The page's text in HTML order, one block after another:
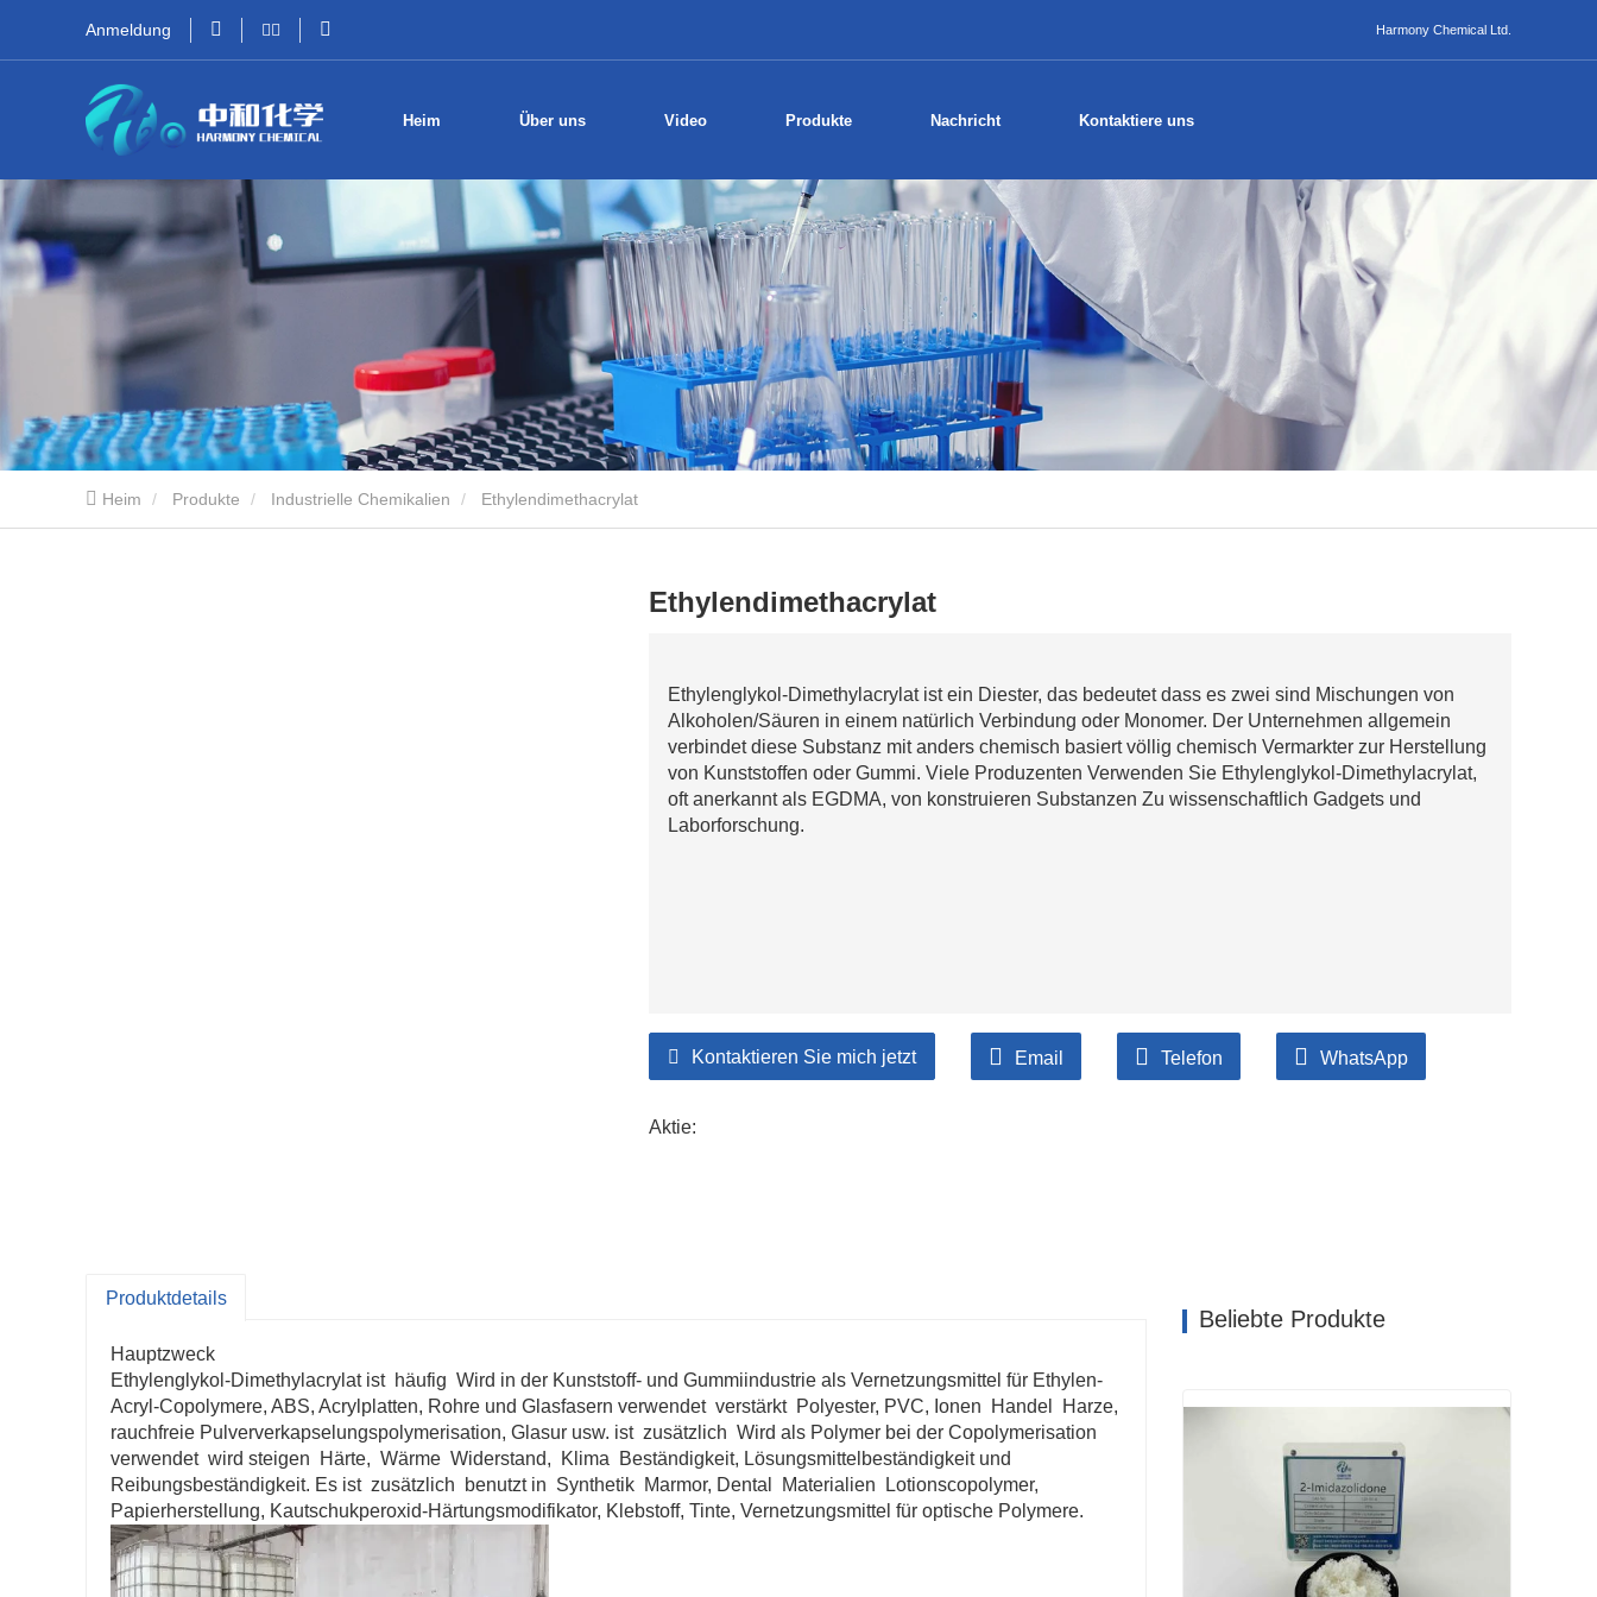
Anmeldung Harmony Chemical Ltd.
Heim Über uns Video Produkte Nachricht Kontaktiere uns
Heim Produkte Industrielle Chemikalien Ethylendimethacrylat
Ethylendimethacrylat
Ethylenglykol-Dimethylacrylat ist ein Diester, das bedeutet dass es zwei sind Mischungen von
Alkoholen/Säuren in einem natürlich Verbindung oder Monomer. Der Unternehmen allgemein
verbindet diese Substanz mit anders chemisch basiert völlig chemisch Vermarkter zur Herstellung
von Kunststoffen oder Gummi. Viele Produzenten Verwenden Sie Ethylenglykol-Dimethylacrylat,
oft anerkannt als EGDMA, von konstruieren Substanzen Zu wissenschaftlich Gadgets und
Laborforschung.
Kontaktieren Sie mich jetzt Email Telefon WhatsApp
Aktie:
Produktdetails
Hauptzweck
Ethylenglykol-Dimethylacrylat ist häufig Wird in der Kunststoff- und Gummiindustrie als Vernetzungsmittel für Ethylen-
Acryl-Copolymere, ABS, Acrylplatten, Rohre und Glasfasern verwendet verstärkt Polyester, PVC, Ionen Handel Harze,
rauchfreie Pulververkapselungspolymerisation, Glasur usw. ist zusätzlich Wird als Polymer bei der Copolymerisation
verwendet wird steigen Härte, Wärme Widerstand, Klima Beständigkeit, Lösungsmittelbeständigkeit und
Reibungsbeständigkeit. Es ist zusätzlich benutzt in Synthetik Marmor, Dental Materialien Lotionscopolymer,
Papierherstellung, Kautschukperoxid-Härtungsmodifikator, Klebstoff, Tinte, Vernetzungsmittel für optische Polymere.
Beliebte Produkte